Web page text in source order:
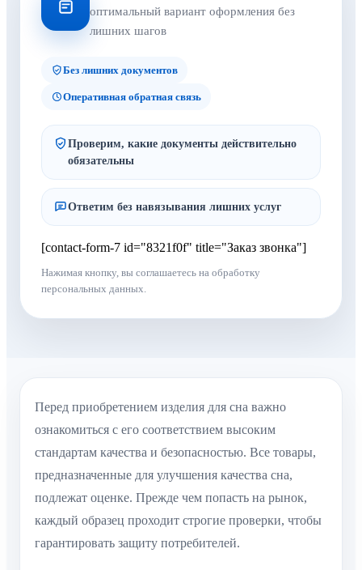
оптимальный вариант оформления без
лишних шагов
Без лишних документов
Оперативная обратная связь
Проверим, какие документы действительно
обязательны
Ответим без навязывания лишних услуг
[contact-form-7 id="8321f0f" title="Заказ звонка"]
Нажимая кнопку, вы соглашаетесь на обработку
персональных данных.
Перед приобретением изделия для сна важно
ознакомиться с его соответствием высоким
стандартам качества и безопасностью. Все товары,
предназначенные для улучшения качества сна,
подлежат оценке. Прежде чем попасть на рынок,
каждый образец проходит строгие проверки, чтобы
гарантировать защиту потребителей.